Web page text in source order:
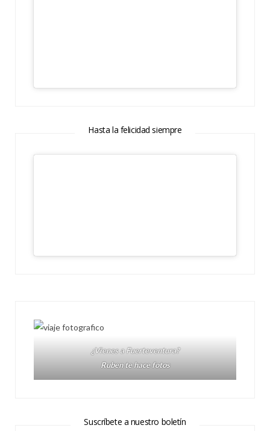
Hasta la felicidad siempre
¿Vienes a Fuerteventura?
Ruben te hace fotos
Suscríbete a nuestro boletín